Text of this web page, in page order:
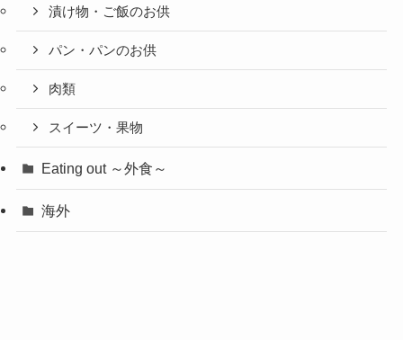
漬け物・ご飯のお供
パン・パンのお供
肉類
スイーツ・果物
Eating out ～外食～
海外